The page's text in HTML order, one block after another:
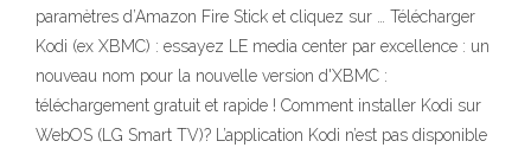
paramètres d’Amazon Fire Stick et cliquez sur … Télécharger
Kodi (ex XBMC) : essayez LE media center par excellence : un
nouveau nom pour la nouvelle version d'XBMC :
téléchargement gratuit et rapide ! Comment installer Kodi sur
WebOS (LG Smart TV)? L’application Kodi n’est pas disponible